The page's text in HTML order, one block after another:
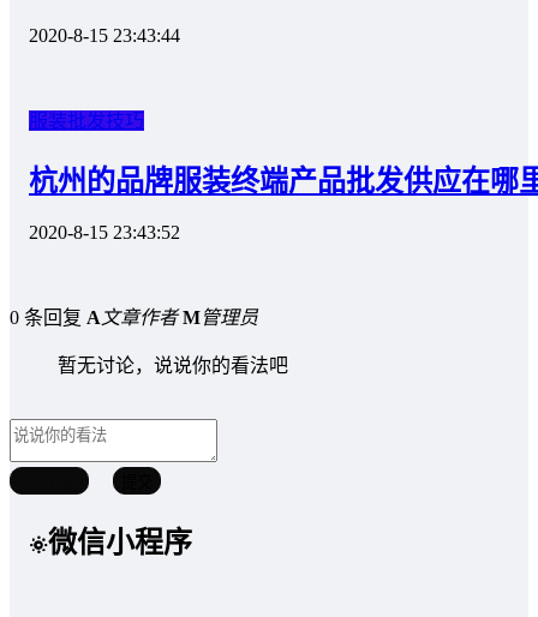
2020-8-15 23:43:44
服装批发技巧
杭州的品牌服装终端产品批发供应在哪
2020-8-15 23:43:52
0 条回复 A文章作者 M管理员
暂无讨论，说说你的看法吧
微信小程序